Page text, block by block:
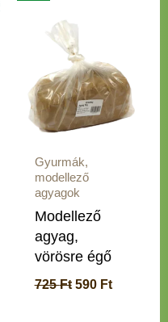
Gyurmák,
modellező
agyagok
Modellező
agyag,
vörösre égő
725Ft
725 Ft.
590 Ft